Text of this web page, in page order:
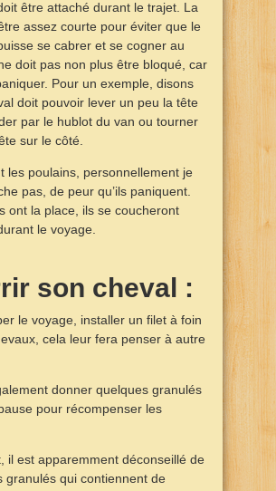
être attaché durant le trajet. La
assez courte pour éviter que le
se cabrer et se cogner au
doit pas non plus être bloqué, car
Pour un exemple, disons
doit pouvoir lever un peu la tête
par le hublot du van ou tourner
sur le côté.
les poulains, personnellement je
pas, de peur qu’ils paniquent.
ont la place, ils se coucheront
le voyage.
son cheval :
le voyage, installer un filet à foin
cela leur fera penser à autre
donner quelques granulés
pour récompenser les
il est apparemment déconseillé de
granulés qui contiennent de